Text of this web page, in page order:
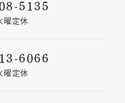
5135
曜定休
6066
曜定休